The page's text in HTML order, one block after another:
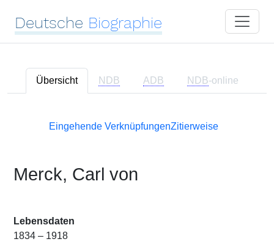
Deutsche Biographie
Übersicht NDB ADB NDB-online
Eingehende VerknüpfungenZitierweise
Merck, Carl von
Lebensdaten
1834 – 1918